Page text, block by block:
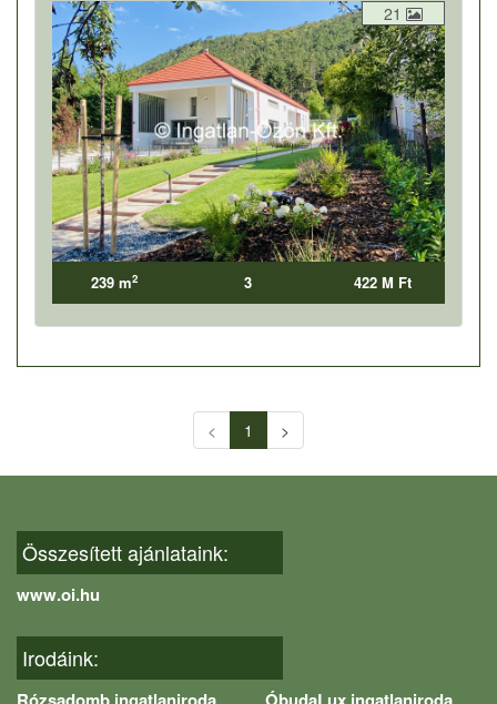
21
239 m2 3 422 M Ft
< 1 >
Összesített ajánlataink:
www.oi.hu
Irodáink: